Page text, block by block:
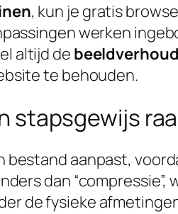
, kun je gratis
werken
altijd de
te behouden.
stapsgewijs
aanpast,
dan
de fysieke